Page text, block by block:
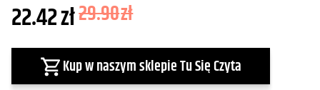
22.42zł29.90zł
Kup w naszym sklepie Tu Się Czyta